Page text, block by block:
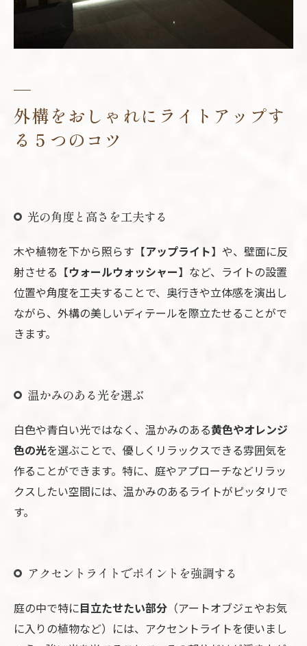
外構をおしゃれにライトアップす
る５つのコツ
光の角度と高さを工夫する
木や植物を下から照らす【アップライト】や、壁面に反
射させる【ウォールウォッシャー】など、ライトの設置
位置や角度を工夫することで、奥行きや立体感を演出し
ながら、外構の美しいディテールを際立たせることがで
きます。
温かみのある光を選ぶ
白色や青白い光ではなく、温かみのある黄色やオレンジ
色の光を選ぶことで、優しくリラックスできる雰囲気を
作ることができます。特に、庭やアプローチなどリラッ
クスしたい空間には、温かみのあるライトがピッタリで
す。
アクセントライトでポイントを強調する
庭の中で特に目立たせたい部分 （アートオブジェやお気
に入りの植物など）には、アクセントライトを使いまし